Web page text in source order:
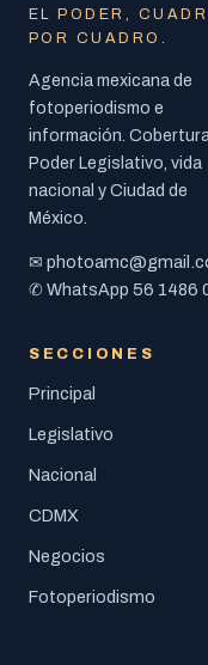
EL PODER,
POR CUADRO.
Agencia mexicana de
fotoperiodismo e
información. Cobertura
Poder Legislativo, vida
nacional y Ciudad de
México.
✉
✆ WhatsApp 56 1486
SECCIONES
Principal
Legislativo
Nacional
CDMX
Negocios
Fotoperiodismo